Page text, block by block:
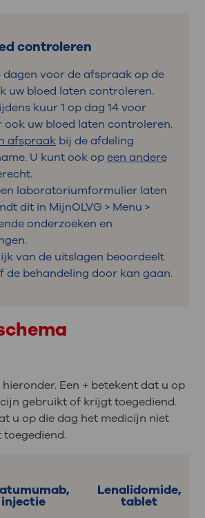
controleren
dagen voor de afspraak op de
uw bloed laten controleren.
kuur 1 op dag 14 voor
ook uw bloed laten controleren.
afspraakbij de afdeling
U kunt ook opeen andere
laboratoriumformulier laten
dit in MijnOLVG > Menu >
onderzoeken en
van de uitslagen beoordeelt
de behandeling door kan gaan.
Een + betekent dat u op
gebruikt of krijgt toegediend.
u op die dag het medicijn niet
injectie
Lenalidomide,
tablet